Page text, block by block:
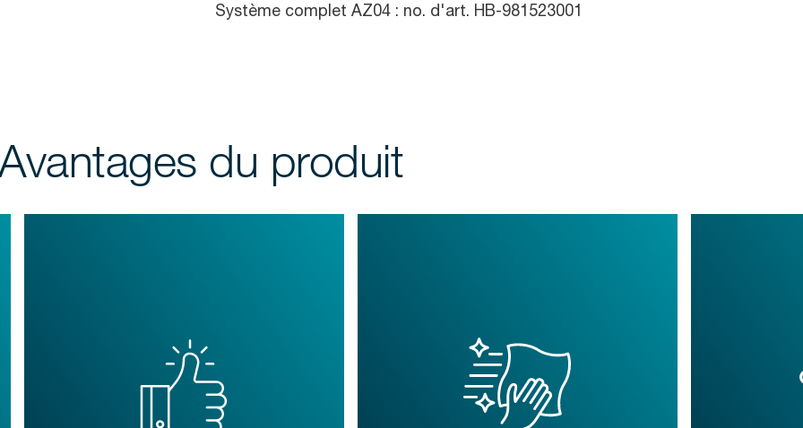
Système complet AZ04 : no. d'art. HB-981523001
du produit